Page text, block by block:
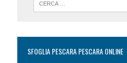
SFOGLIA PESCARA PESCARA ONLINE